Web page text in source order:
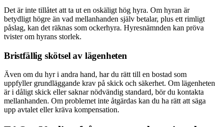
Det är inte tillåtet att ta ut en oskäligt hög hyra. Om hyran är
betydligt högre än vad mellanhanden själv betalar, plus ett rimligt
påslag, kan det räknas som ockerhyra. Hyresnämnden kan pröva
tvister om hyrans storlek.
Bristfällig skötsel av lägenheten
Även om du hyr i andra hand, har du rätt till en bostad som
uppfyller grundläggande krav på skick och säkerhet. Om lägenheten
är i dåligt skick eller saknar nödvändig standard, bör du kontakta
mellanhanden. Om problemet inte åtgärdas kan du ha rätt att säga
upp avtalet eller kräva kompensation.